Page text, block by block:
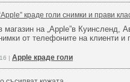
краде голи снимки и прави
магазин на „Apple”в Куинсленд,
от телефоните на клиенти
| Apple краде голи